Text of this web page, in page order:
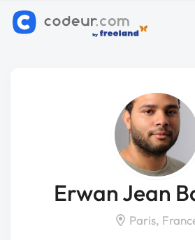
Erwan Jean
Paris,